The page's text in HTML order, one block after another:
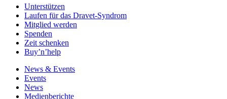
Unterstützen
Laufen für das Dravet-Syndrom
Mitglied werden
Spenden
Zeit schenken
Buy’n’help
News & Events
Events
News
Medienberichte